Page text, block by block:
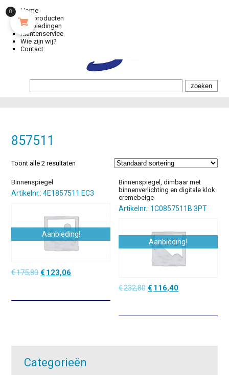
Home
Alle producten
Aanbiedingen
Klantenservice
Wie zijn wij?
Contact
857511
Toont alle 2 resultaten
Binnenspiegel
Artikelnr.: 4E1857511 EC3
Aanbieding!
€175,80Oorspronkelijke
€175,80.
€ 123,06
€123,06.
Binnenspiegel, dimbaar met
binnenverlichting en digitale klok
cremebeige
Artikelnr.: 1C0857511B 3PT
Aanbieding!
€232,80 Oorspronkelijke
€232,80.
€ 116,40Huidige
€116,40.
Categorieën
0